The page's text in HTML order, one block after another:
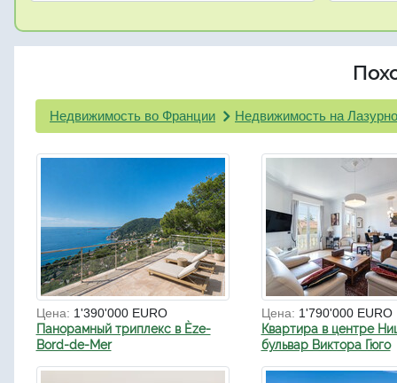
Недвижимость во Франции Недвижимость на
Цена: 1'390'000 EURO
Панорамный триплекс в Èze-
Bord-de-Mer
Цена: 1'790'000 EURO
Квартира в центре
бульвар Виктора Гюго